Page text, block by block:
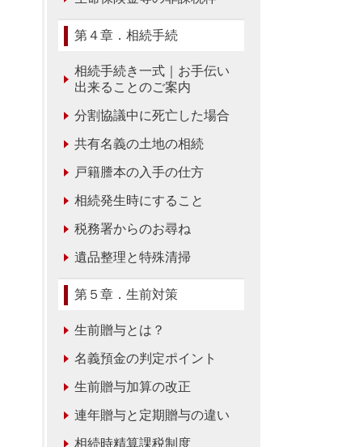
第４章．相続手続
相続手続き一式｜お手伝い
出来ることのご案内
分割協議中に死亡した場合
共有名義の土地の相続
戸籍謄本の入手の仕方
相続発生時にすること
税務署からのお尋ね
遺品整理と特殊清掃
第５章．生前対策
生前贈与とは？
名義預金の判定ポイント
生前贈与加算の改正
連年贈与と定期贈与の違い
相続時精算課税制度